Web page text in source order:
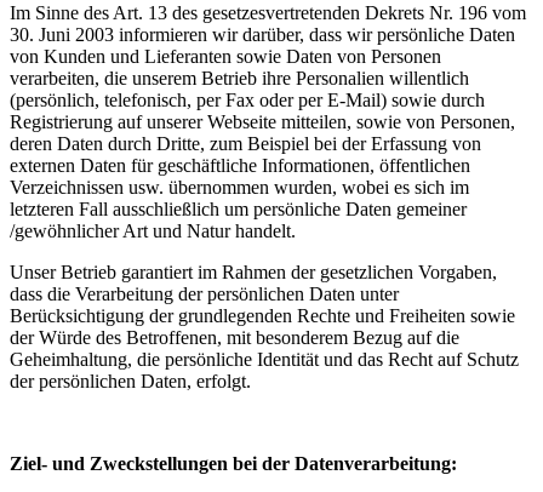
Im Sinne des Art. 13 des gesetzesvertretenden Dekrets Nr. 196 vom
30. Juni 2003 informieren wir darüber, dass wir persönliche Daten
von Kunden und Lieferanten sowie Daten von Personen
verarbeiten, die unserem Betrieb ihre Personalien willentlich
(persönlich, telefonisch, per Fax oder per E-Mail) sowie durch
Registrierung auf unserer Webseite mitteilen, sowie von Personen,
deren Daten durch Dritte, zum Beispiel bei der Erfassung von
externen Daten für geschäftliche Informationen, öffentlichen
Verzeichnissen usw. übernommen wurden, wobei es sich im
letzteren Fall ausschließlich um persönliche Daten gemeiner
/gewöhnlicher Art und Natur handelt.
Unser Betrieb garantiert im Rahmen der gesetzlichen Vorgaben,
dass die Verarbeitung der persönlichen Daten unter
Berücksichtigung der grundlegenden Rechte und Freiheiten sowie
der Würde des Betroffenen, mit besonderem Bezug auf die
Geheimhaltung, die persönliche Identität und das Recht auf Schutz
der persönlichen Daten, erfolgt.
Ziel- und Zweckstellungen bei der Datenverarbeitung: